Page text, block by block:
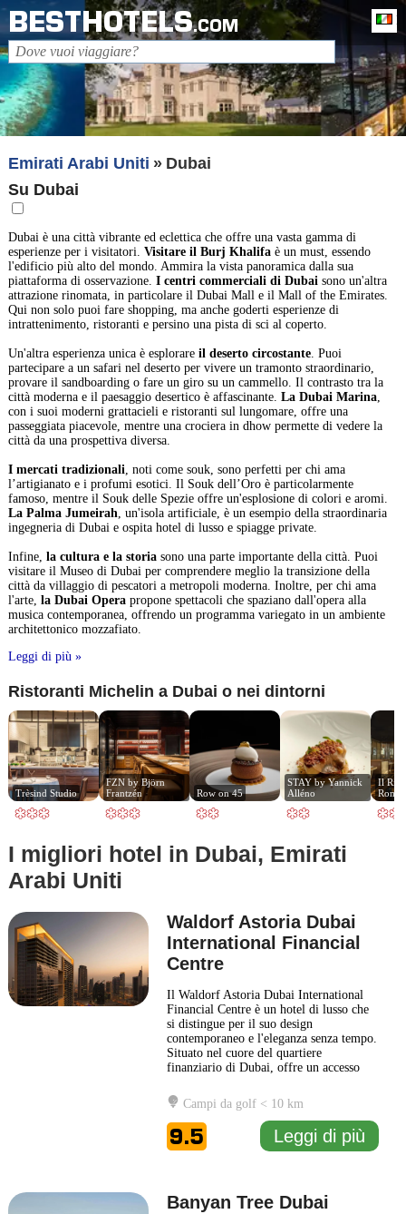
BESTHOTELS.COM
Emirati Arabi Uniti
Dubai
Su Dubai
Dubai è una città vibrante ed eclettica che offre una vasta gamma di
esperienze per i visitatori. Visitare il Burj Khalifaè un must, essendo
l'edificio più alto del mondo. Ammira la vista panoramica dalla sua
piattaforma di osservazione. I centri commerciali di Dubaisono un'altra
attrazione rinomata, in particolare il Dubai Mall e il Mall of the Emirates.
Qui non solo puoi fare shopping, ma anche goderti esperienze di
intrattenimento, ristoranti e persino una pista di sci al coperto.
Un'altra esperienza unica è esplorare il deserto circostante. Puoi
partecipare a un safari nel deserto per vivere un tramonto straordinario,
provare il sandboarding o fare un giro su un cammello. Il contrasto tra la
città moderna e il paesaggio desertico è affascinante. La Dubai Marina,
con i suoi moderni grattacieli e ristoranti sul lungomare, offre una
passeggiata piacevole, mentre una crociera in dhow permette di vedere la
città da una prospettiva diversa.
I mercati tradizionali, noti come souk, sono perfetti per chi ama
l’artigianato e i profumi esotici. Il Souk dell’Oro è particolarmente
famoso, mentre il Souk delle Spezie offre un'esplosione di colori e aromi.
La Palma Jumeirah, un'isola artificiale, è un esempio della straordinaria
ingegneria di Dubai e ospita hotel di lusso e spiagge private.
Infine, la cultura e la storiasono una parte importante della città. Puoi
visitare il Museo di Dubai per comprendere meglio la transizione della
città da villaggio di pescatori a metropoli moderna. Inoltre, per chi ama
l'arte, la Dubai Operapropone spettacoli che spaziano dall'opera alla
musica contemporanea, offrendo un programma variegato in un ambiente
architettonico mozzafiato.
Leggi di più »
Ristoranti Michelin a Dubai o nei dintorni
Trèsind Studio
FZN by Björn
Frantzén
Row on 45
STAY by Yannick
Alléno
Il
I migliori hotel in Dubai, Emirati
Arabi Uniti
Waldorf Astoria Dubai
International Financial
Centre
Il Waldorf Astoria Dubai International
Financial Centre è un hotel di lusso che
si distingue per il suo design
contemporaneo e l'eleganza senza tempo.
Situato nel cuore del quartiere
finanziario di Dubai, offre un accesso
città, rendendolo una scelta ideale sia per
viaggiatori d'affari che per turisti. Il
Waldorf Astoria Dubai International
Financial Centre
... Leggi di più
Campi da golf < 10 km
9.5 Leggi di più
Banyan Tree Dubai